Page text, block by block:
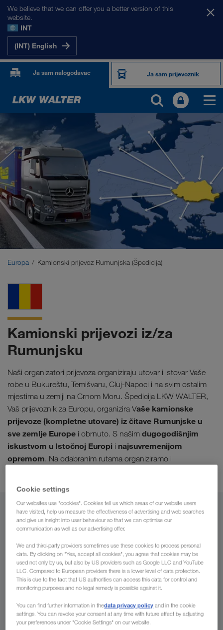
We believe that we can offer you a better version of this
website.
INT
(INT) English
Ja sam nalogodavac Ja sam prijevoznik
NAŠA TRŽIŠTA
Europa
Srednja Azija
Rusija
Bliski Istok
Europa Kamionski prijevoz Rumunjska (Špedicija)
Kamionski prijevozi iz/za
Rumunjsku
Naši organizatori prijevoza organiziraju utovar i istovar Vaše
robe u Bukureštu, Temišvaru, Cluj-Napoci i na svim ostalim
mjestima u zemlji na Crnom Moru. Špedicija LKW WALTER,
Vaš prijevoznik za Europu, organizira Vaše kamionske
prijevoze (kompletne utovare) iz čitave Rumunjske u
sve zemlje Europe i obrnuto. S našim dugogodišnjim
iskustvom u Istočnoj Europi i najsuvremenijom
opremom. Na odabranim rutama organiziramo i
Za
Država
Cookie settings
Our websites use "cookies". Cookies tell us which areas of our website users
have visited, help us measure the effectiveness of advertising and web searches
and give us insight into user behaviour so that we can optimise our
communication as well as our advertising offer.
We and third-party providers sometimes use these cookies to process personal
data. By clicking on "Yes, accept all cookies", you agree that cookies may be
used not only by us, but also by US providers such as Google LLC and YouTube
LLC. Compared to European providers there is a lower level of data protection.
This is due to the fact that US authorities can access this data for control and
monitoring purposes and no legal remedy is possible against it.
You can find further information in thedata privacy policy and in the cookie
settings. You can revoke your consent at any time with future effect by adjusting
your preferences under "Cookie Settings" on our website.